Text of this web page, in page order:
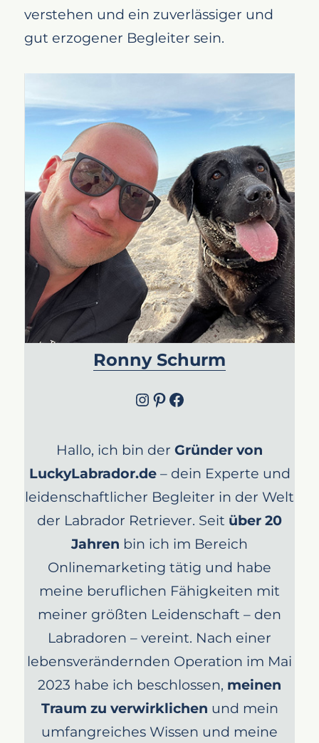
verstehen und ein zuverlässiger und
gut erzogener Begleiter sein.
Ronny Schurm
Instagram
Pinterest
Facebook
Hallo, ich bin der Gründer von
LuckyLabrador.de– dein Experte und
leidenschaftlicher Begleiter in der Welt
der Labrador Retriever. Seit über 20
Jahren bin ich im Bereich
Onlinemarketing tätig und habe
meine beruflichen Fähigkeiten mit
meiner größten Leidenschaft – den
Labradoren – vereint. Nach einer
lebensverändernden Operation im Mai
2023 habe ich beschlossen, meinen
Traum zu verwirklichen und mein
umfangreiches Wissen und meine